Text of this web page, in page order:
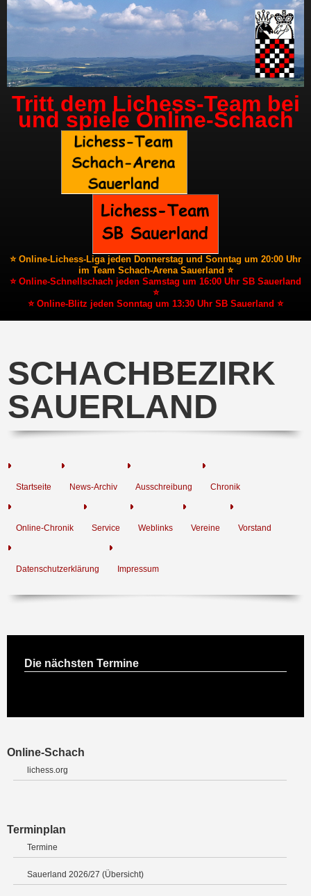
Tritt dem Lichess-Team bei
und spiele Online-Schach
⭐ Online-Lichess-Liga jeden Donnerstag und Sonntag um 20:00 Uhr
im Team Schach-Arena Sauerland ⭐
⭐ Online-Schnellschach jeden Samstag um 16:00 Uhr SB Sauerland
⭐
⭐ Online-Blitz jeden Sonntag um 13:30 Uhr SB Sauerland ⭐
SCHACHBEZIRK
SAUERLAND
Startseite News-Archiv Ausschreibung Chronik
Online-Chronik Service Weblinks Vereine Vorstand
Datenschutzerklärung Impressum
Die nächsten Termine
Online-Schach
lichess.org
Terminplan
Termine
Sauerland 2026/27 (Übersicht)